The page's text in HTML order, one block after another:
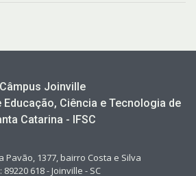
Câmpus Joinville
Educação, Ciência e Tecnologia de
Catarina - IFSC
Pavão, 1377, bairro Costa e Silva
89220 618 - Joinville - SC